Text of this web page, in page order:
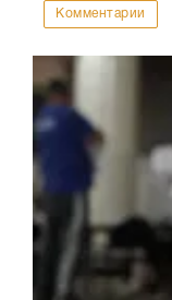
Комментарии